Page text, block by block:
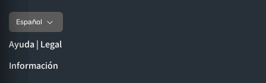
Español
Ayuda | Legal
Información